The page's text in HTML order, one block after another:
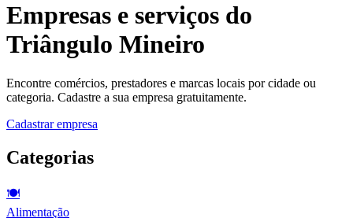
Empresas e serviços do
Triângulo Mineiro
Encontre comércios, prestadores e marcas locais por cidade ou
categoria. Cadastre a sua empresa gratuitamente.
Cadastrar empresa
Categorias
🍽️
Alimentação